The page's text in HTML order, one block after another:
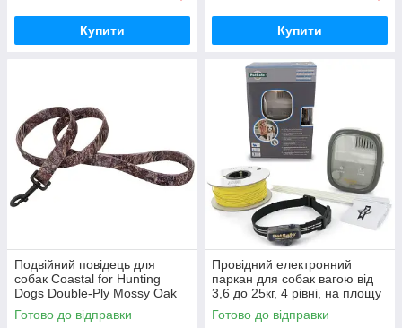
Купити Купити
Подвійний повідець для
собак Coastal for Hunting
Dogs Double-Ply Mossy Oak
2,5х1,8м (R2906_DB106)
Готово до відправки
Провідний електронний
паркан для собак вагою від
3,6 до 25кг, 4 рівні, на площу
1300 кв.м. PetSafe Deluxe In-
Ground Fence
Готово до відправки